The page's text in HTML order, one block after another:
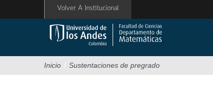
Volver A Institucional
Inicio / Sustentaciones de pregrado